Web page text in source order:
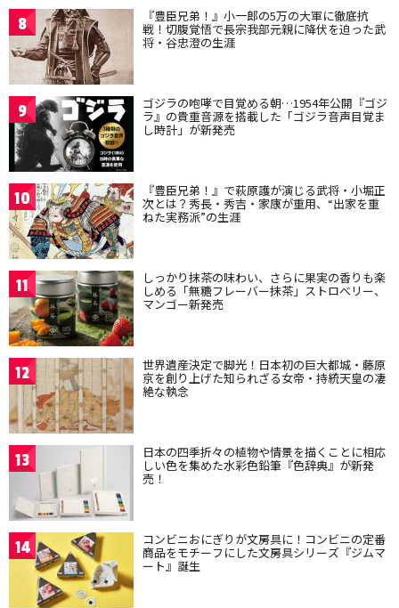
8 『豊臣兄弟！』小一郎の5万の大軍に徹底抗
戦！切腹覚悟で長宗我部元親に降伏を迫った武
将・谷忠澄の生涯
9 ゴジラの咆哮で目覚める朝…1954年公開『ゴジ
ラ』の貴重音源を搭載した「ゴジラ音声目覚ま
し時計」が新発売
10 『豊臣兄弟！』で萩原護が演じる武将・小堀正
次とは？秀長・秀吉・家康が重用、“出家を重
ねた実務派”の生涯
11 しっかり抹茶の味わい、さらに果実の香りも楽
しめる「無糖フレーバー抹茶」ストロベリー、
マンゴー新発売
12 世界遺産決定で脚光！日本初の巨大都城・藤原
京を創り上げた知られざる女帝・持統天皇の凄
絶な執念
13 日本の四季折々の植物や情景を描くことに相応
しい色を集めた水彩色鉛筆『色辞典』が新発
売！
14 コンビニおにぎりが文房具に！コンビニの定番
商品をモチーフにした文房具シリーズ『ジムマ
ート』誕生